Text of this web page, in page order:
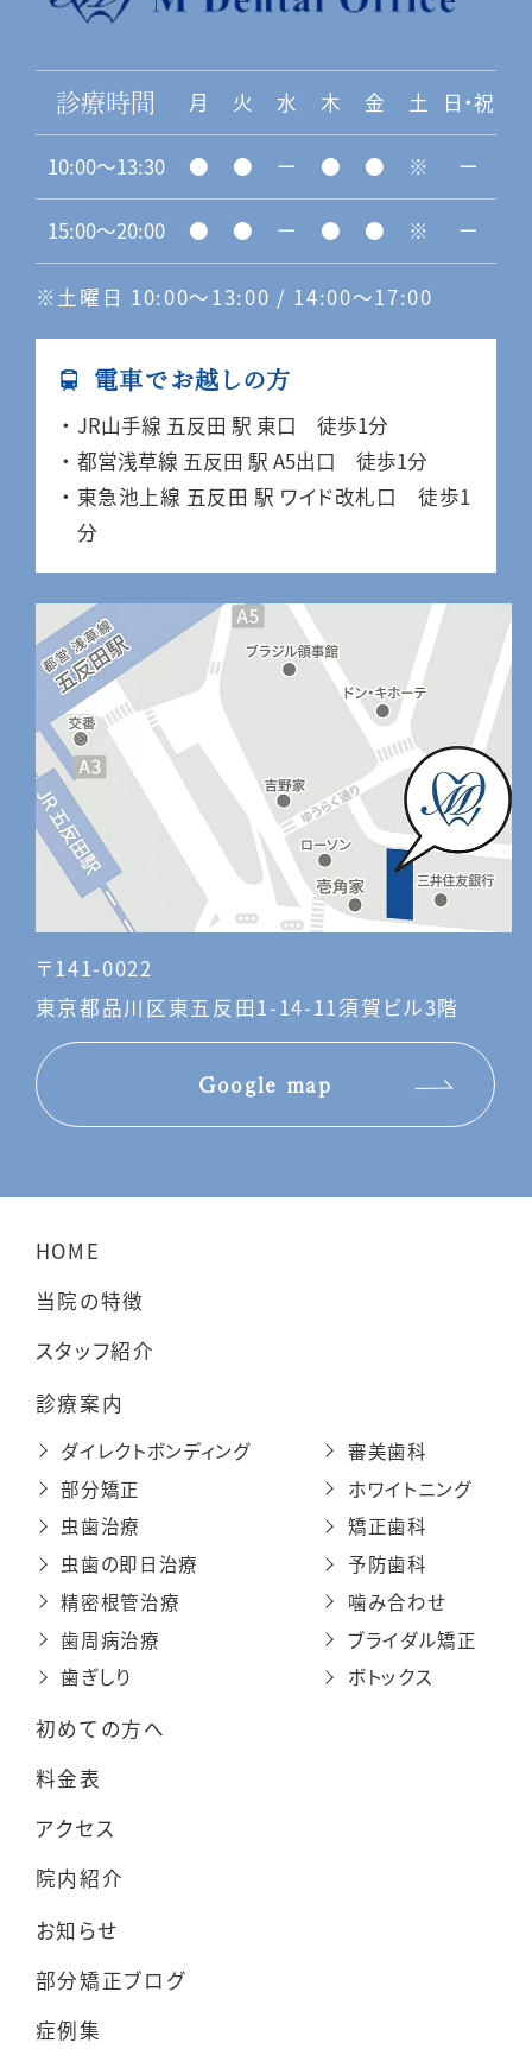
診療時間 月 火 水 木 金 土 日・祝
10:00〜13:30 ● ● ー ● ● ※ ー
15:00〜20:00 ● ● ー ● ● ※ ー
※土曜日 10:00〜13:00 / 14:00〜17:00
電車でお越しの方
JR山手線 五反田 駅 東口 徒歩1分
都営浅草線 五反田 駅 A5出口 徒歩1分
東急池上線 五反田 駅 ワイド改札口 徒歩1
分
〒141-0022
東京都品川区東五反田1-14-11須賀ビル3階
Google map
HOME
当院の特徴
スタッフ紹介
診療案内
ダイレクトボンディング
部分矯正
虫歯治療
虫歯の即日治療
精密根管治療
歯周病治療
歯ぎしり
審美歯科
ホワイトニング
矯正歯科
予防歯科
噛み合わせ
ブライダル矯正
ボトックス
初めての方へ
料金表
アクセス
院内紹介
お知らせ
部分矯正ブログ
症例集